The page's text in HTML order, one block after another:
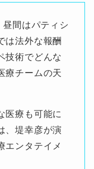
間はパティシ
は法外な報酬
技術でどんな
療チームの天
医療も可能に
、堤幸彦が演
エンタテイメ